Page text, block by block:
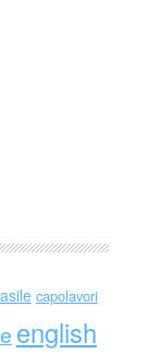
capolavori
english